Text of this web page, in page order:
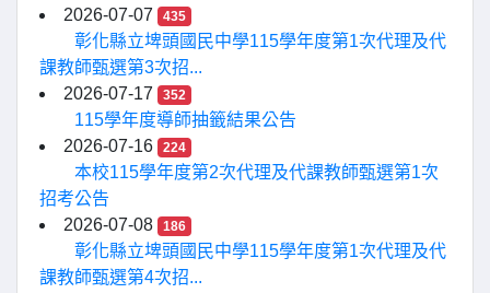
2026-07-07
435
彰化縣立埤頭國民中學115學年度第1次代理及代
課教師甄選第3次招...
2026-07-17
352
115學年度導師抽籤結果公告
2026-07-16
224
本校115學年度第2次代理及代課教師甄選第1次
招考公告
2026-07-08
186
彰化縣立埤頭國民中學115學年度第1次代理及代
課教師甄選第4次招...